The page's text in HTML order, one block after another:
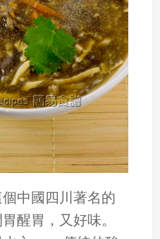
中國四川著名的
醒胃，又好味。